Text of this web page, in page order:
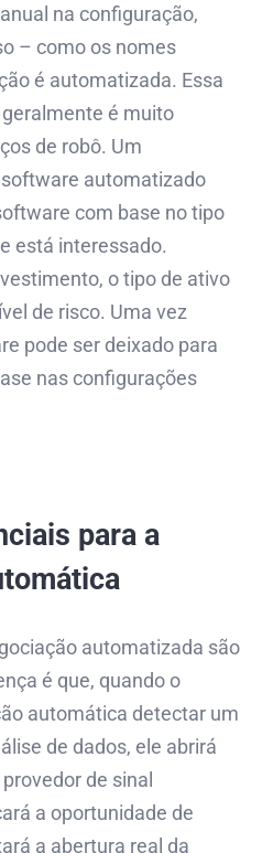
na configuração,
– como os nomes
é automatizada. Essa
é muito
de robô. Um
automatizado
com base no tipo
está interessado.
o tipo de ativo
de risco. Uma vez
pode ser deixado para
nas configurações
para a
automatizada são
é que, quando o
automática detectar um
de dados, ele abrirá
de sinal
a oportunidade de
a abertura real da